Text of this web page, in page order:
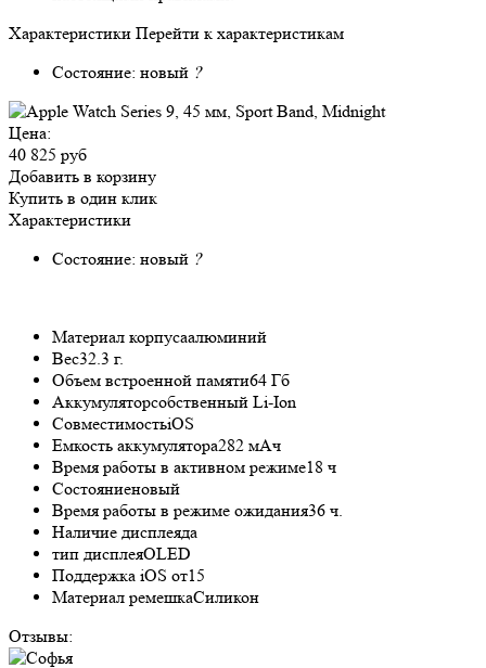
Характеристики Перейти к характеристикам
Состояние: новый ?
Цена:
40 825 руб
Добавить в корзину
Купить в один клик
Характеристики
Состояние: новый ?
Материал корпусаалюминий
Вес32.3 г.
Объем встроенной памяти64 Гб
Аккумуляторсобственный Li-Ion
СовместимостьiOS
Емкость аккумулятора282 мАч
Время работы в активном режиме18 ч
Состояниеновый
Время работы в режиме ожидания36 ч.
Наличие дисплеяда
тип дисплеяOLED
Поддержка iOS от15
Материал ремешкаСиликон
Отзывы: